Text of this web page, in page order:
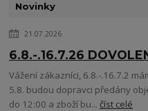
Novinky
21.07.2026
6.8.-.16.7.26
Vážení zákazníci, 6.8.-.16.7.2
5.8. budou dopravci předány
do 12:00 a zboží bu...číst celé